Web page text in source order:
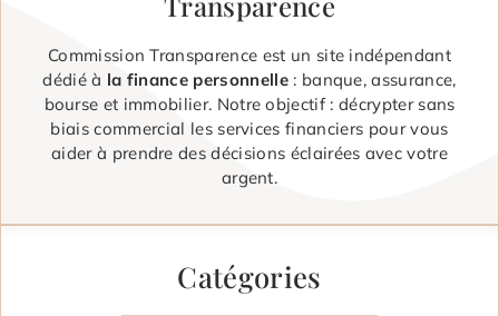
Commission Transparence est un site indépendant
dédié à la finance personnelle: banque, assurance,
bourse et immobilier. Notre objectif : décrypter sans
biais commercial les services financiers pour vous
aider à prendre des décisions éclairées avec votre
argent.
Catégories